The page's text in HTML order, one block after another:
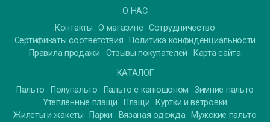
О НАС
Контакты
О магазине Сотрудничество
Сертификаты соответствия
Политика конфиденциальности
Правила продажи
Отзывы покупателей
Карта сайта
КАТАЛОГ
Пальто
Полупальто Пальто с капюшоном
Зимние пальто
Утепленные плащи
Плащи
Куртки и ветровки
Жилеты и жакеты
Парки Вязаная одежда
Мужские пальто